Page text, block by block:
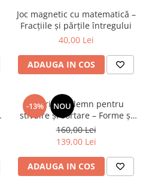
Joc magnetic cu matematică –
Fracțiile și părțile întregului
40,00 Lei
ADAUGA IN COS
-13% NOU
Jucărie din lemn pentru
stivuire și sortare – Forme și
culori, 2 ani+
160,00 Lei
139,00 Lei
ADAUGA IN COS